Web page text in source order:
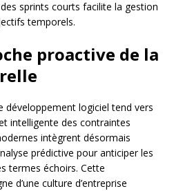
sprints courts facilite la gestion
temporels.
proactive de la
développement logiciel tend vers
intelligente des contraintes
intègrent désormais
prédictive pour anticiper les
termes échoirs. Cette
d’une culture d’entreprise